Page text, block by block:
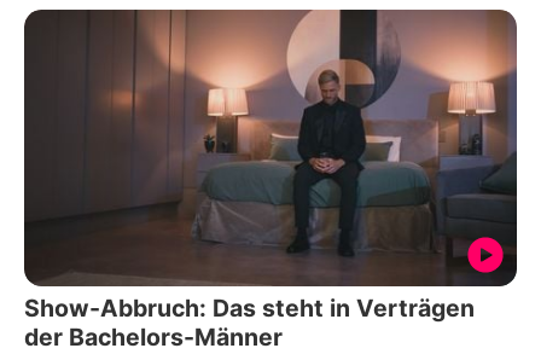
Show-Abbruch: Das steht in Verträgen
der Bachelors-Männer